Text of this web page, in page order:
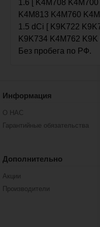
1.6 [ K4M708
K4M813 K4M760
1.5 dCi [ K9K722
K9K734 K4M762
Без пробега по РФ.
Информация
О НАС
Гарантийные обязательства
Дополнительно
Акции
Производители